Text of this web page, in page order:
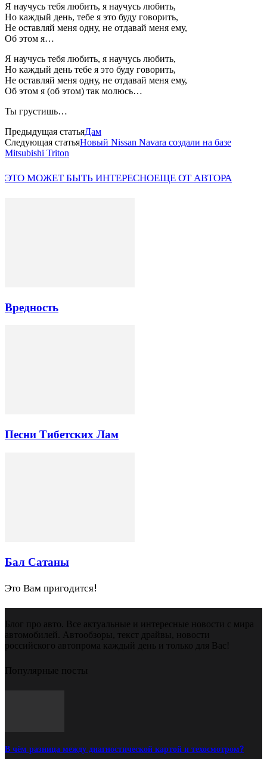
Я научусь тебя любить, я научусь любить,
Но каждый день, тебе я это буду говорить,
Не оставляй меня одну, не отдавай меня ему,
Об этом я…
Я научусь тебя любить, я научусь любить,
Но каждый день тебе я это буду говорить,
Не оставляй меня одну, не отдавай меня ему,
Об этом я (об этом) так молюсь…
Ты грустишь…
Предыдущая статьяДам
Следующая статьяНовый Nissan Navara создали на базе
Mitsubishi Triton
ЭТО МОЖЕТ БЫТЬ ИНТЕРЕСНОЕЩЕ ОТ АВТОРА
Вредность
Песни Тибетских Лам
Бал Сатаны
Это Вам пригодится!
Блог про авто. Все актуальные и интересные новости с мира
автомобилей. Автообзоры, текст драйвы, новости
российского автопрома каждый день и только для Вас!
Популярные посты
В чём разница между диагностической картой и техосмотром?